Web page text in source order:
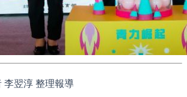
李翌淳 整理報導